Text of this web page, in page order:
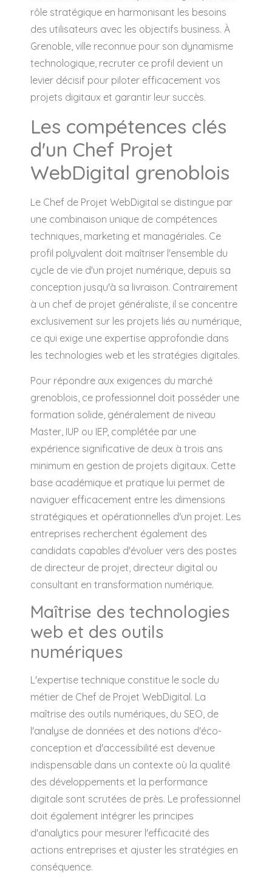
rôle stratégique en harmonisant les besoins
des utilisateurs avec les objectifs business. À
Grenoble, ville reconnue pour son dynamisme
technologique, recruter ce profil devient un
levier décisif pour piloter efficacement vos
projets digitaux et garantir leur succès.
Les compétences clés
d'un Chef Projet
WebDigital grenoblois
Le Chef de Projet WebDigital se distingue par
une combinaison unique de compétences
techniques, marketing et managériales. Ce
profil polyvalent doit maîtriser l'ensemble du
cycle de vie d'un projet numérique, depuis sa
conception jusqu'à sa livraison. Contrairement
à un chef de projet généraliste, il se concentre
exclusivement sur les projets liés au numérique,
ce qui exige une expertise approfondie dans
les technologies web et les stratégies digitales.
Pour répondre aux exigences du marché
grenoblois, ce professionnel doit posséder une
formation solide, généralement de niveau
Master, IUP ou IEP, complétée par une
expérience significative de deux à trois ans
minimum en gestion de projets digitaux. Cette
base académique et pratique lui permet de
naviguer efficacement entre les dimensions
stratégiques et opérationnelles d'un projet. Les
entreprises recherchent également des
candidats capables d'évoluer vers des postes
de directeur de projet, directeur digital ou
consultant en transformation numérique.
Maîtrise des technologies
web et des outils
numériques
L'expertise technique constitue le socle du
métier de Chef de Projet WebDigital. La
maîtrise des outils numériques, du SEO, de
l'analyse de données et des notions d'éco-
conception et d'accessibilité est devenue
indispensable dans un contexte où la qualité
des développements et la performance
digitale sont scrutées de près. Le professionnel
doit également intégrer les principes
d'analytics pour mesurer l'efficacité des
actions entreprises et ajuster les stratégies en
conséquence.